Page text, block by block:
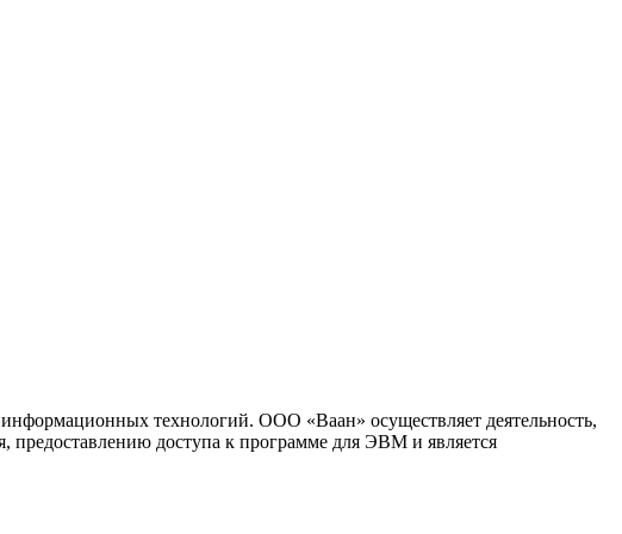
технологий. ООО «Ваан» осуществляет деятельность,
предоставлению доступа к программе для ЭВМ и является